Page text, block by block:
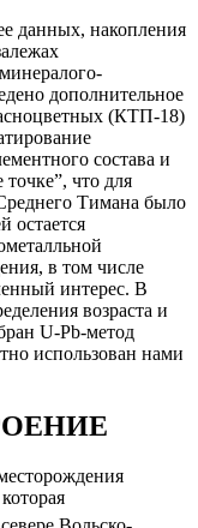
данных, накопления
дополнительное
(КТП-18)
состава и
что для
Тимана было
остается
в том числе
интерес. В
возраста и
U-Pb-метод
использован нами